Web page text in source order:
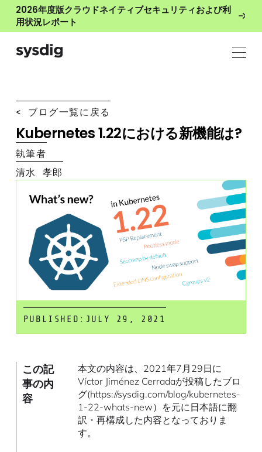
2026年度版クラウドネイティブセキュリティおよび利
用状況レポート
< ブログ一覧に戻る
Kubernetes 1.22における新機能は?
執筆者
清水 孝郎
PUBLISHED: JULY 29, 2021
この記
事の内
容
本文の内容は、2021年7月29日に
Víctor Jiménez Cerradaが投稿したブロ
グ(https://sysdig.com/blog/kubernetes-
1-22-whats-new）を元に日本語に翻
訳・再構成した内容となっておりま
す。